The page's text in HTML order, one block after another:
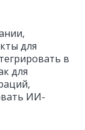
для
в
для
ИИ-